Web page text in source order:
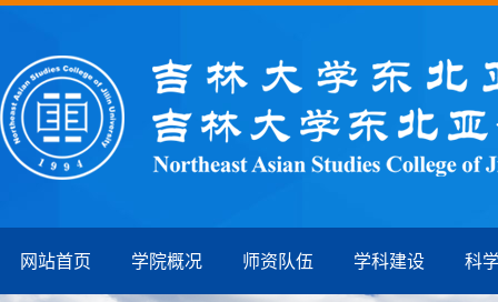
网站首页 学院概况 师资队伍 学科建设 科